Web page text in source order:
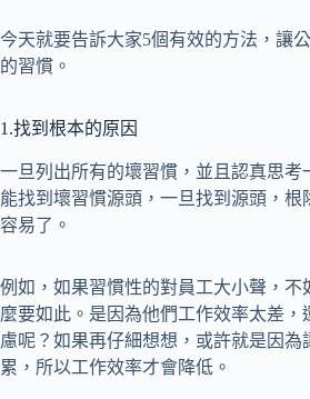
今天就要告訴大家5個有效的方法，讓
的習慣。
1.找到根本的原因
一旦列出所有的壞習慣，並且認真思考
能找到壞習慣源頭，一旦找到源頭，根
容易了。
例如，如果習慣性的對員工大小聲，不
麼要如此。是因為他們工作效率太差，
慮呢？如果再仔細想想，或許就是因為
累，所以工作效率才會降低。